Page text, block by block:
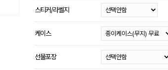
스티커/라벨지
케이스
선물포장